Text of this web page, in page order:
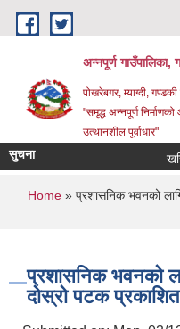
Skip to main content
अन्‍नपूर्ण गाउँपालिका,
पोखरेबगर, म्याग्दी,
"समृद्ध अन्‍नपूर्ण
उत्थानशील पूर्वाधार"
सुचना खरिद
You are here
Home» प्रशासनिक भवनको लागि
प्रशासनिक भवनको
दोस्रो पटक